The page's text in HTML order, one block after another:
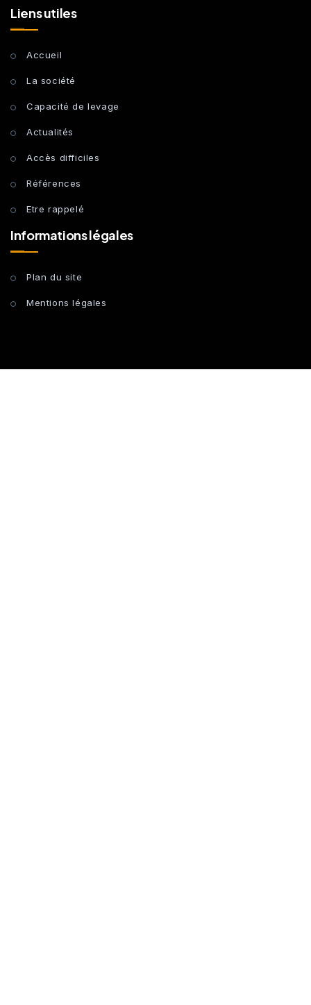
Liens utiles
Accueil
La société
Capacité de levage
Actualités
Accès difficiles
Références
Etre rappelé
Informations légales
Plan du site
Mentions légales